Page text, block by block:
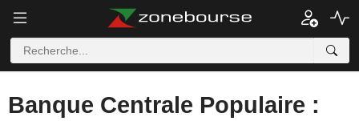
Banque Centrale Populaire :